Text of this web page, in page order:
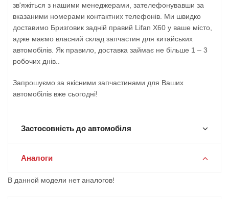
зв'яжіться з нашими менеджерами, зателефонувавши за
вказаними номерами контактних телефонів. Ми швидко
доставимо Бризговик задній правий Lifan X60 у ваше місто,
адже маємо власний склад запчастин для китайських
автомобілів. Як правило, доставка займає не більше 1 – 3
робочих днів..
Запрошуємо за якісними запчастинами для Ваших
автомобілів вже сьогодні!
Застосовність до автомобіля
Аналоги
В данной модели нет аналогов!